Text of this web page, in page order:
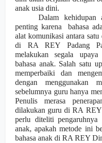
anak usia dini.
Dalam kehidupan
penting karena
bahasa
alat komunikasi antara
di RA REY Padang
melakukan segala
bahasa anak. Salah satu
memperbaiki dan
dengan menggunakan
sebelumnya guru hanya
Penulis merasa
dilakukan guru di RA
perlu diteliti pengaruhnya
anak, apakah metode ini
bahasa anak di RA REY